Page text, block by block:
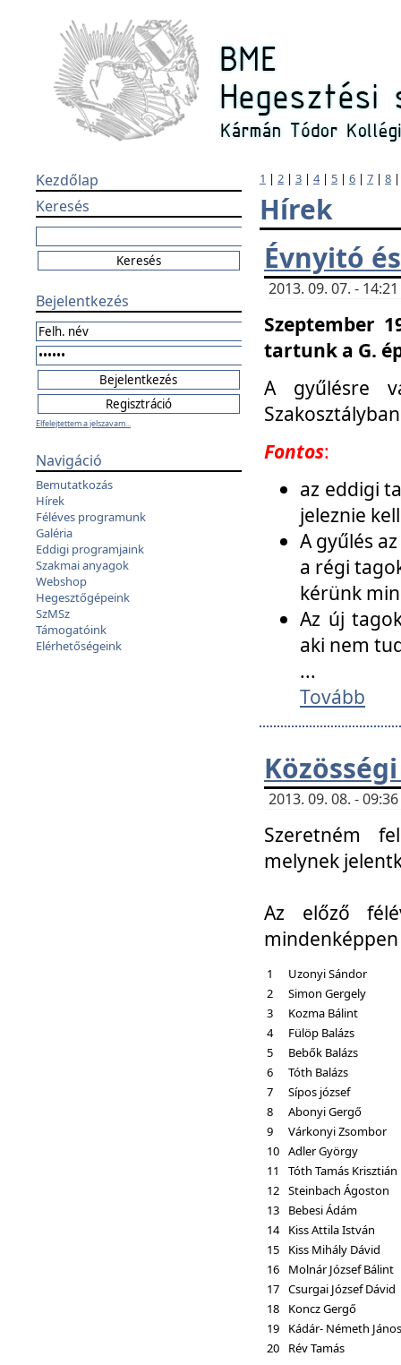
Kezdőlap
Keresés
Bejelentkezés
Elfelejtettem a jelszavam...
Navigáció
Bemutatkozás
Hírek
Féléves programunk
Galéria
Eddigi programjaink
Szakmai anyagok
Webshop
Hegesztőgépeink
SzMSz
Támogatóink
Elérhetőségeink
1 | 2 | 3 | 4| 5 | 6 | 7 | 8
Hírek
Évnyitó
2013. 09. 07. -
Szeptember
tartunk a G.
A gyűlésre
Fontos:
az eddigi
jeleznie
A gyűlés
a régi
kérünk
Az új
aki nem
...
Tovább
2013. 09. 08. -
Szeretném
melynek
Az előző
1
Uzonyi Sándor
2
Simon Gergely
3
Kozma Bálint
4
Fülöp Balázs
5
Bebők Balázs
6
Tóth Balázs
7
Sípos józsef
8
Abonyi Gergő
9
Várkonyi Zsombor
10 Adler György
11
Tóth Tamás Krisztián
12 Steinbach Ágoston
13
Bebesi Ádám
14 Kiss Attila István
15
Kiss Mihály Dávid
16
Molnár József Bálint
17 Csurgai József Dávid
18
Koncz Gergő
19
Kádár- Németh János
20
Rév Tamás